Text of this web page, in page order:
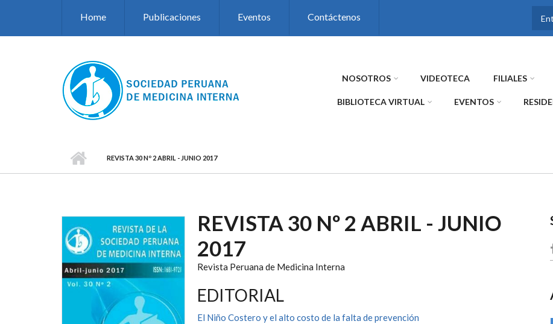
Home Publicaciones Eventos Contáctenos
NOSOTROS VIDEOTECA FILIALES
BIBLIOTECA VIRTUAL EVENTOS
REVISTA 30 Nº 2 ABRIL - JUNIO 2017
REVISTA 30 Nº 2 ABRIL - JUNIO
2017
Revista Peruana de Medicina Interna
EDITORIAL
El Niño Costero y el alto costo de la falta de prevención